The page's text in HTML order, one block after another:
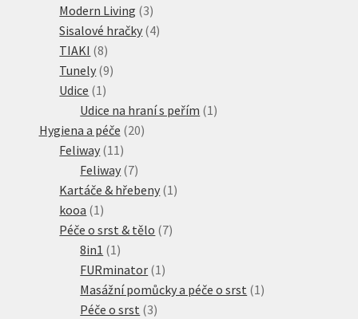
produkt
Modern Living 33
produkty
Sisalové hračky 44
TIAKI 88
produktů
Tunely 99
Udice 1 1
produkt
Udice na hraní s peřím 1 1
Hygiena a péče 2020
Feliway 11 11
produktů
Feliway 77
produktů
Kartáče & hřebeny 1 1
kooa 1 1
produkt
Péče o srst & tělo 77
8in1 1 1
produkt
FURminator 1 1
produkt
Masážní pomůcky a péče o srst 1 1
Péče o srst 33